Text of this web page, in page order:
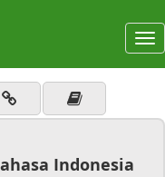
Indonesia